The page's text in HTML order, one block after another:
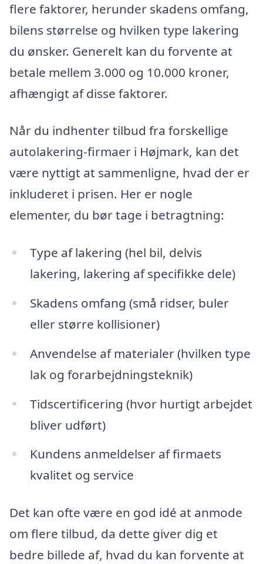
flere faktorer, herunder skadens omfang,
bilens størrelse og hvilken type lakering
du ønsker. Generelt kan du forvente at
betale mellem 3.000 og 10.000 kroner,
afhængigt af disse faktorer.
Når du indhenter tilbud fra forskellige
autolakering-firmaer i Højmark, kan det
være nyttigt at sammenligne, hvad der er
inkluderet i prisen. Her er nogle
elementer, du bør tage i betragtning:
Type af lakering (hel bil, delvis
lakering, lakering af specifikke dele)
Skadens omfang (små ridser, buler
eller større kollisioner)
Anvendelse af materialer (hvilken type
lak og forarbejdningsteknik)
Tidscertificering (hvor hurtigt arbejdet
bliver udført)
Kundens anmeldelser af firmaets
kvalitet og service
Det kan ofte være en god idé at anmode
om flere tilbud, da dette giver dig et
bedre billede af, hvad du kan forvente at